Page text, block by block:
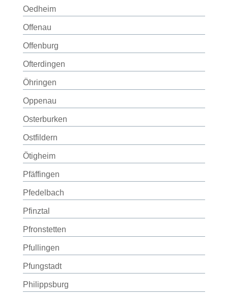
Oedheim
Offenau
Offenburg
Ofterdingen
Öhringen
Oppenau
Osterburken
Ostfildern
Ötigheim
Pfäffingen
Pfedelbach
Pfinztal
Pfronstetten
Pfullingen
Pfungstadt
Philippsburg